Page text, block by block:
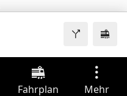
Fahrplan Mehr